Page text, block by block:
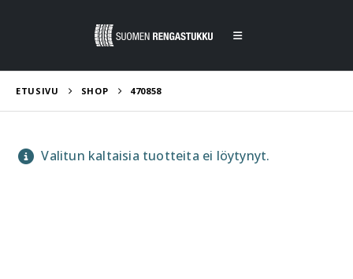
ETUSIVU SHOP 470858
Valitun kaltaisia tuotteita ei löytynyt.